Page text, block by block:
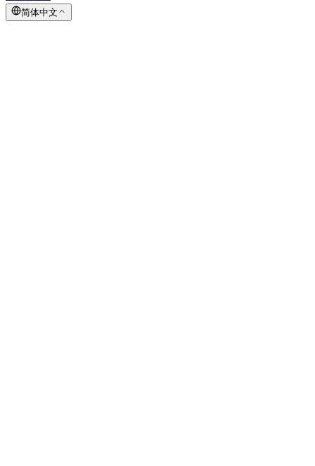
简体中文